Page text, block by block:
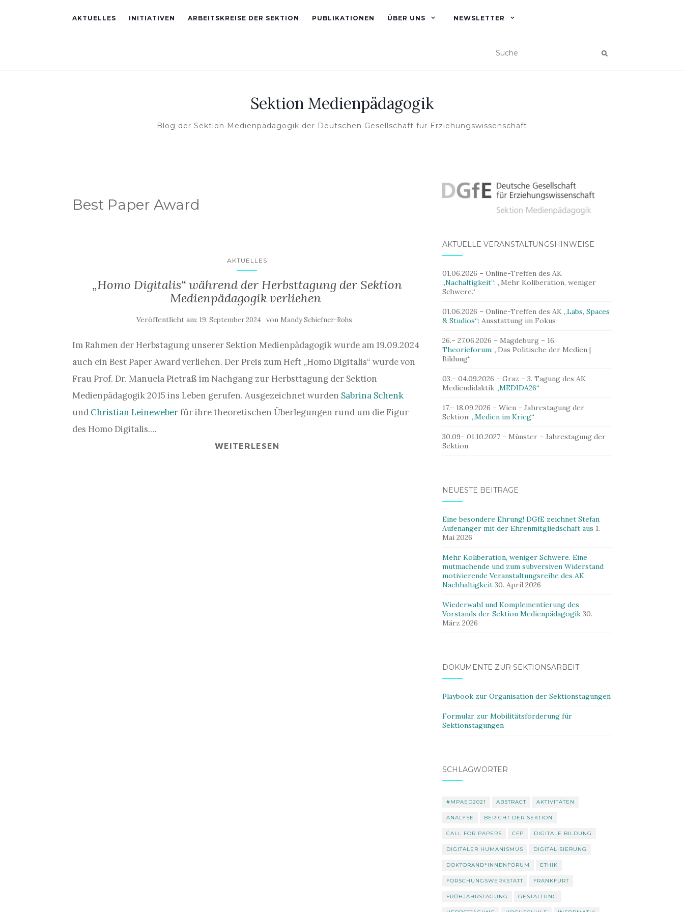
AKTUELLES INITIATIVEN ARBEITSKREISE DER SEKTION PUBLIKATIONEN ÜBER UNS NEWSLETTER
Sektion Medienpädagogik
Blog der Sektion Medienpädagogik der Deutschen Gesellschaft für Erziehungswissenschaft
Best Paper Award
AKTUELLES
„Homo Digitalis“ während der Herbsttagung der Sektion
Medienpädagogik verliehen
Veröffentlicht am:19. September 2024 von Mandy Schiefner-Rohs
Im Rahmen der Herbstagung unserer Sektion Medienpädagogik wurde am 19.09.2024
auch ein Best Paper Award verliehen. Der Preis zum Heft „Homo Digitalis“ wurde von
Frau Prof. Dr. Manuela Pietraß im Nachgang zur Herbsttagung der Sektion
Medienpädagogik 2015 ins Leben gerufen. Ausgezeichnet wurden Sabrina Schenk
und Christian Leineweberfür ihre theoretischen Überlegungen rund um die Figur
des Homo Digitalis.…
WEITERLESEN
AKTUELLE VERANSTALTUNGSHINWEISE
01.06.2026 – Online-Treffen des AK
„Nachaltigkeit“: „Mehr Koliberation, weniger
Schwere.“
01.06.2026 – Online-Treffen des AK „Labs, Spaces
& Studios“: Ausstattung im Fokus
26.– 27.06.2026 – Magdeburg – 16.
Theorieforum: „Das Politische der Medien |
Bildung“
03.– 04.09.2026 – Graz – 3. Tagung des AK
Mediendidaktik „MEDIDA26“
17.– 18.09.2026 – Wien – Jahrestagung der
Sektion: „Medien im Krieg“
30.09– 01.10.2027 – Münster – Jahrestagung der
Sektion
NEUESTE BEITRÄGE
Eine besondere Ehrung! DGfE zeichnet Stefan
Aufenanger mit der Ehrenmitgliedschaft aus 1.
Mai 2026
Mehr Koliberation, weniger Schwere. Eine
mutmachende und zum subversiven Widerstand
motivierende Veranstaltungsreihe des AK
Nachhaltigkeit 30. April 2026
Wiederwahl und Komplementierung des
Vorstands der Sektion Medienpädagogik 30.
März 2026
DOKUMENTE ZUR SEKTIONSARBEIT
Playbook zur Organisation der Sektionstagungen
Formular zur Mobilitätsförderung für
Sektionstagungen
SCHLAGWÖRTER
#MPAED2021 ABSTRACT AKTIVITÄTEN
ANALYSE BERICHT DER SEKTION
CALL FOR PAPERS CFP DIGITALE BILDUNG
DIGITALER HUMANISMUS DIGITALISIERUNG
DOKTORAND*INNENFORUM ETHIK
FORSCHUNGSWERKSTATT FRANKFURT
FRÜHJAHRSTAGUNG GESTALTUNG